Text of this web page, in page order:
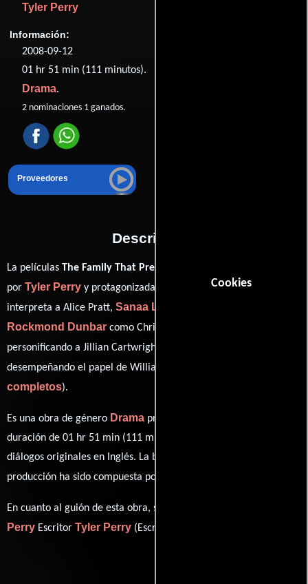
Cookies
Tyler Perry
Información:
2008-09-12
01 hr 51 min (111 minutos).
Drama.
2 nominaciones 1 ganados.
Proveedores
Descripción
La películas The Family That Preys
por Tyler Perry y protagonizada por Alfre Woodard
interpreta a Alice Pratt, Sanaa Lathan
Rockmond Dunbar como Chris,
personificando a Jillian Cartwright y
desempeñando el papel de William Cartwright (
completos).
Es una obra de género Drama producida en EE.UU.. Con una
duración de 01 hr 51 min (111 minutos), esta película tiene
diálogos originales en Inglés. La banda sonora para esta
producción ha sido compuesta por
En cuanto al guión de esta obra, se encuentra a cargo de
Perry Escritor Tyler Perry (Escritor).